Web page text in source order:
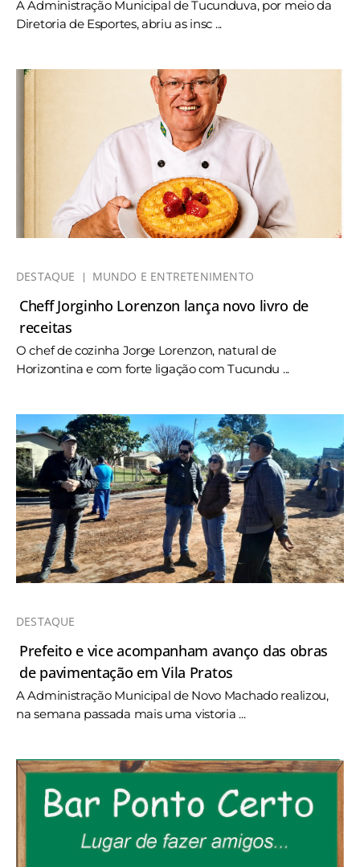
A Administração Municipal de Tucunduva, por meio da
Diretoria de Esportes, abriu as insc ...
DESTAQUE MUNDO E ENTRETENIMENTO
Cheff Jorginho Lorenzon lança novo livro de
receitas
O chef de cozinha Jorge Lorenzon, natural de
Horizontina e com forte ligação com Tucundu ...
DESTAQUE
Prefeito e vice acompanham avanço das obras
de pavimentação em Vila Pratos
A Administração Municipal de Novo Machado realizou,
na semana passada mais uma vistoria ...